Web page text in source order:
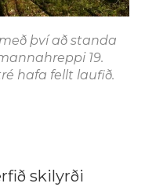
því að standa
19.
hafa fellt laufið.
skilyrði